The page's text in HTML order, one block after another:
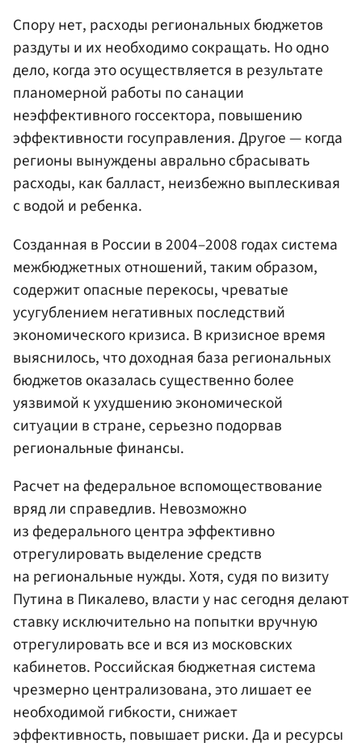
Спору нет, расходы региональных бюджетов
раздуты и их необходимо сокращать. Но одно
дело, когда это осуществляется в результате
планомерной работы по санации
неэффективного госсектора, повышению
эффективности госуправления. Другое — когда
регионы вынуждены аврально сбрасывать
расходы, как балласт, неизбежно выплескивая
с водой и ребенка.
Созданная в России в 2004–2008 годах система
межбюджетных отношений, таким образом,
содержит опасные перекосы, чреватые
усугублением негативных последствий
экономического кризиса. В кризисное время
выяснилось, что доходная база региональных
бюджетов оказалась существенно более
уязвимой к ухудшению экономической
ситуации в стране, серьезно подорвав
региональные финансы.
Расчет на федеральное вспомоществование
вряд ли справедлив. Невозможно
из федерального центра эффективно
отрегулировать выделение средств
на региональные нужды. Хотя, судя по визиту
Путина в Пикалево, власти у нас сегодня делают
ставку исключительно на попытки вручную
отрегулировать все и вся из московских
кабинетов. Российская бюджетная система
чрезмерно централизована, это лишает ее
необходимой гибкости, снижает
эффективность, повышает риски. Да и ресурсы